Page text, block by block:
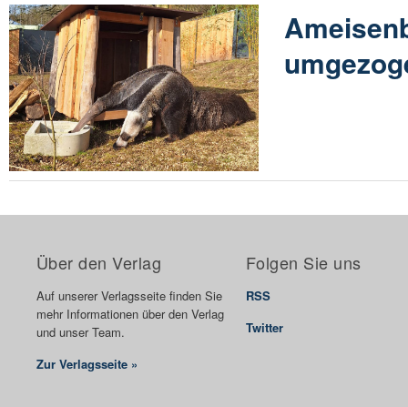
Über den Verlag
Auf unserer Verlagsseite finden Sie
mehr Informationen über den Verlag
und unser Team.
Zur Verlagsseite »
Folgen Sie uns
RSS
Twitter